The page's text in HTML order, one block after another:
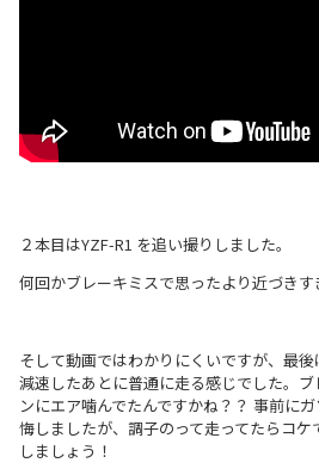
２本目はYZF-R1 を追い撮りしました。
何回かブレーキミスで思ったより近づき
そして動画ではわかりにくいですが、最
減速したあとに普通に走る感じでした。
ンにエア噛んでたんですかね？？ 事前に
悔しましたが、調子のって走ってたらコ
しましょう！